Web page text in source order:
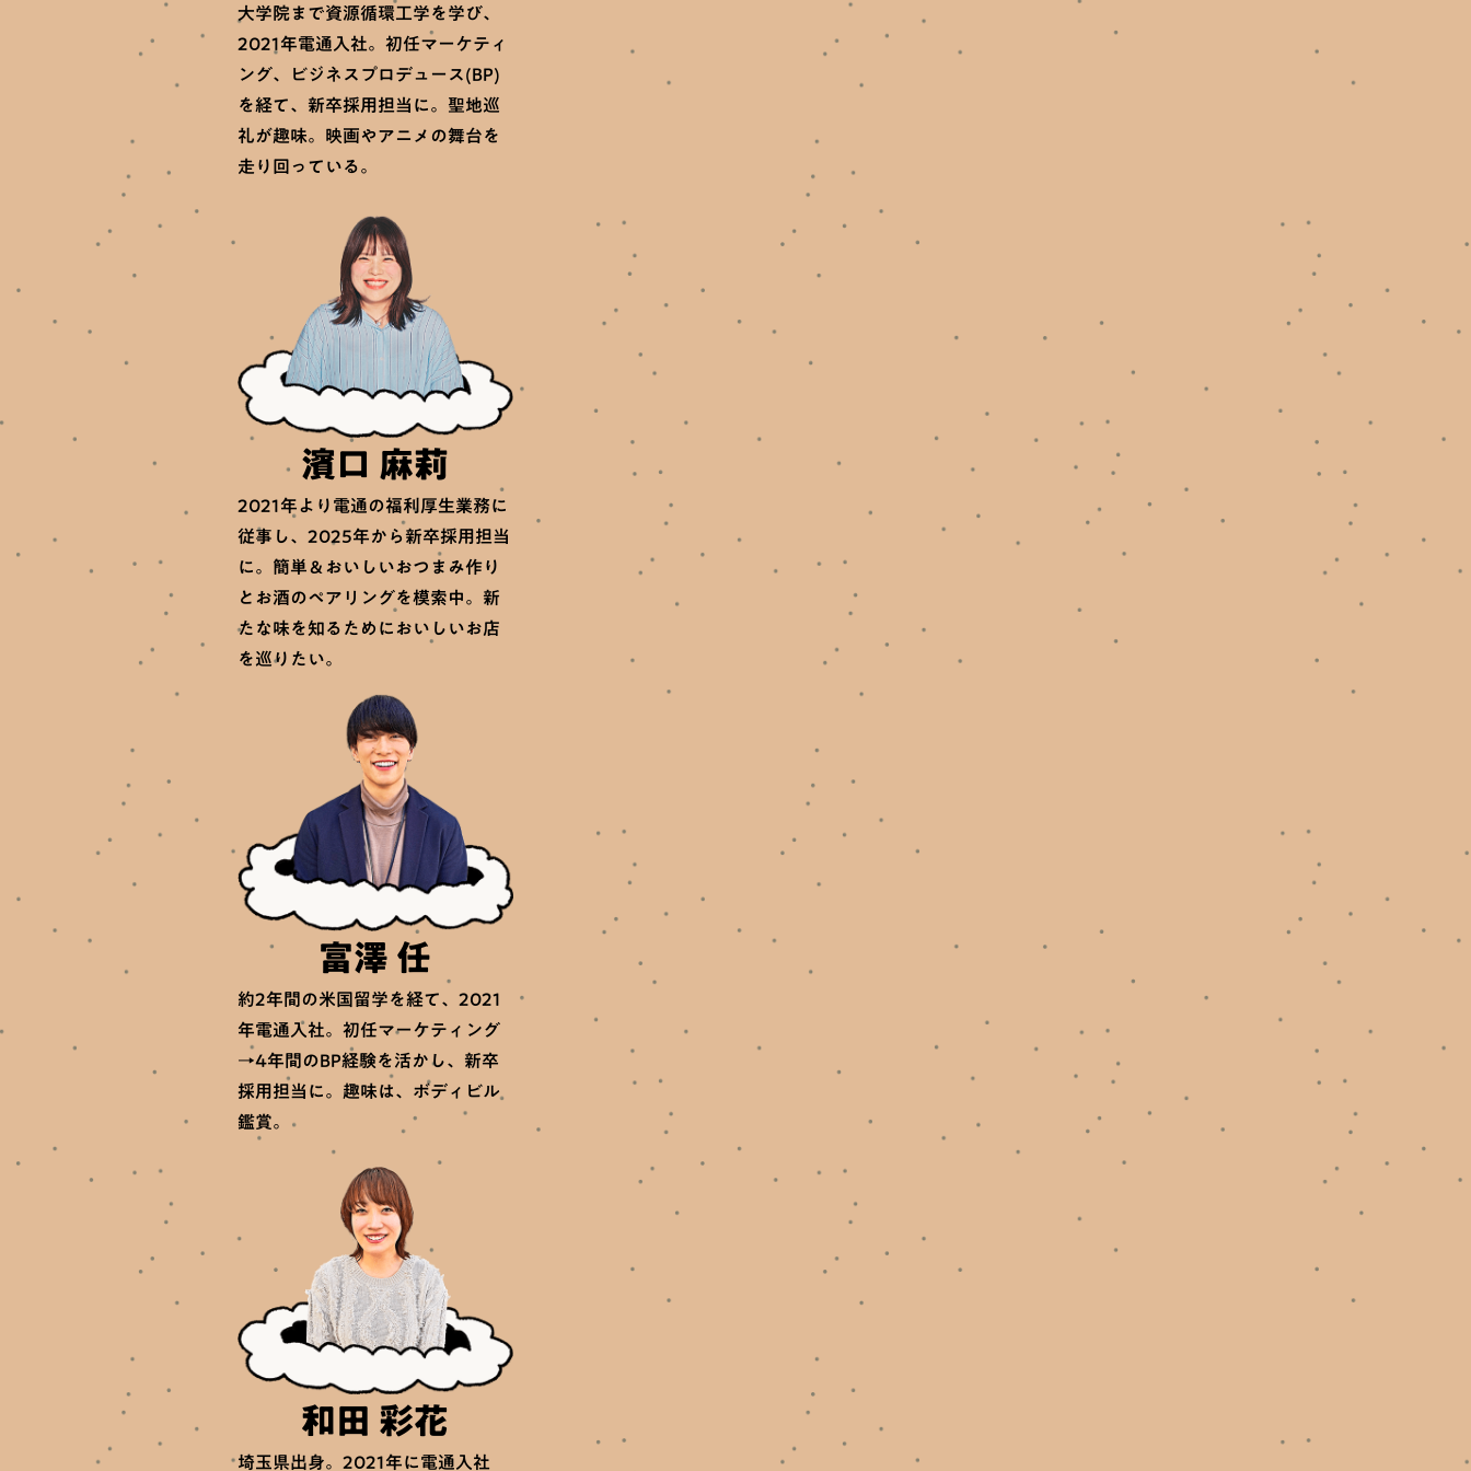
大学院まで資源循環工学を学び、
2021年電通入社。初任マーケティ
ング、ビジネスプロデュース(BP)
を経て、新卒採用担当に。聖地巡
礼が趣味。映画やアニメの舞台を
走り回っている。
濱口 麻莉
2021年より電通の福利厚生業務に
従事し、2025年から新卒採用担当
に。簡単＆おいしいおつまみ作り
とお酒のペアリングを模索中。新
たな味を知るためにおいしいお店
を巡りたい。
富澤 任
約2年間の米国留学を経て、2021
年電通入社。初任マーケティング
→4年 間のBP経験を活かし、新卒
採用担当に。趣味は、ボディビル
鑑賞。
和田 彩花
埼玉県出身。2021年に電通入社